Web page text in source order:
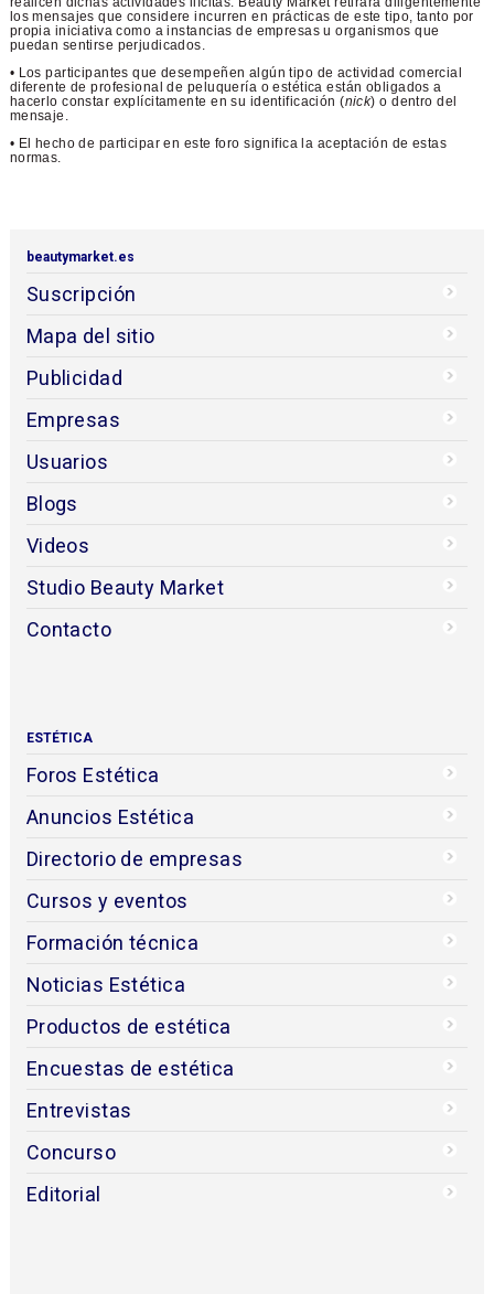
los mensajes que considere incurren en prácticas de este tipo, tanto por
propia iniciativa como a instancias de empresas u organismos que
puedan sentirse perjudicados.
• Los participantes que desempeñen algún tipo de actividad comercial
diferente de profesional de peluquería o estética están obligados a
hacerlo constar explícitamente en su identificación (nick) o dentro del
mensaje.
• El hecho de participar en este foro significa la aceptación de estas
normas.
beautymarket.es
Suscripción
Mapa del sitio
Publicidad
Empresas
Usuarios
Blogs
Videos
Studio Beauty Market
Contacto
ESTÉTICA
Foros Estética
Anuncios Estética
Directorio de empresas
Cursos y eventos
Formación técnica
Noticias Estética
Productos de estética
Encuestas de estética
Entrevistas
Concurso
Editorial